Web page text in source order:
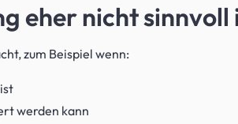
eher nicht sinnvoll
zum Beispiel wenn:
werden kann